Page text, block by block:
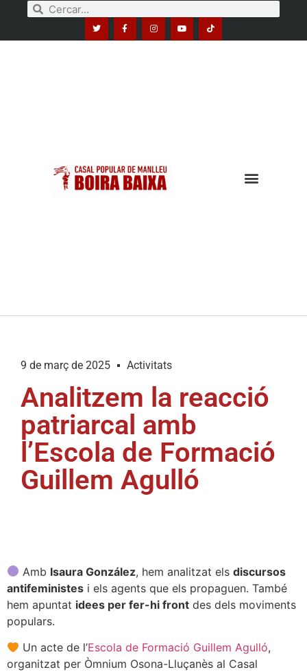
9 de març de 2025 Activitats
Analitzem la reacció
patriarcal amb
l’Escola de Formació
Guillem Agulló
Amb Isaura González, hem analitzat elsdiscursos
antifeministes i els agents que els propaguen. També
hem apuntat idees per fer-hi front des dels moviments
populars.
Un acte de l’Escola de Formació Guillem Agulló,
organitzat per Òmnium Osona-Lluçanès al Casal